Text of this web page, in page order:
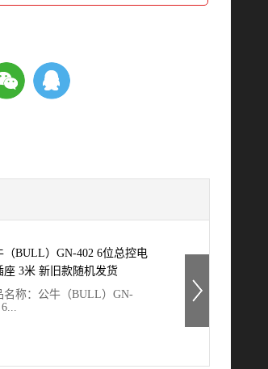
（BULL）GN-402 6位总控电
座 3米 新旧款随机发货
名称：公牛（BULL）GN-